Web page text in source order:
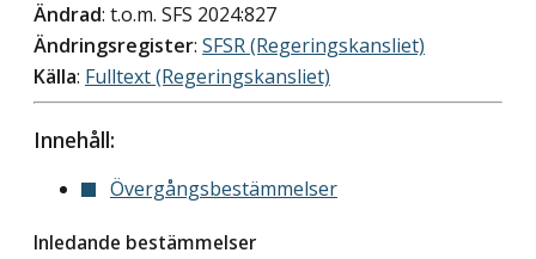
Ändrad: t.o.m. SFS 2024:827
Ändringsregister: SFSR (Regeringskansliet)
Källa: Fulltext (Regeringskansliet)
Innehåll:
Övergångsbestämmelser
Inledande bestämmelser